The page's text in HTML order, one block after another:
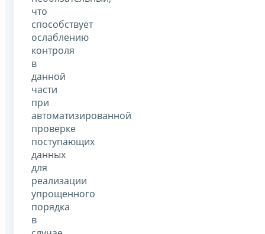
что
способствует
ослаблению
контроля
в
данной
части
при
автоматизированной
проверке
поступающих
данных
для
реализации
упрощенного
порядка
в